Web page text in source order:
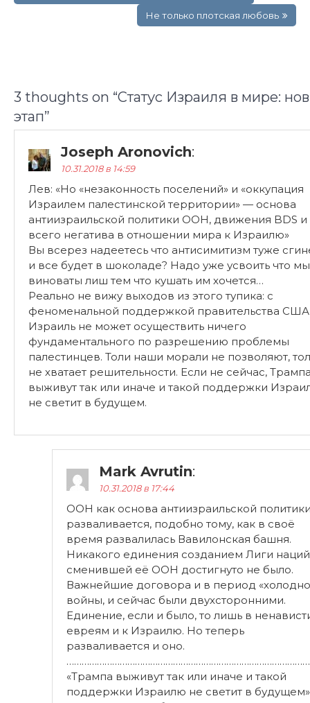
Статус Израиля в мире:
10.31.2018 в 14:59
Лев: «Но «незаконность поселений» и «оккупация
антиизраильской политики ООН, движения BDS и
всего негатива в отношении мира к Израилю»
Вы всерез надеетесь что антисимитизм туже
и все будет в шоколаде? Надо уже усвоить что мы
виноваты лиш тем что кушать им хочется…
Реально не вижу выходов из этого тупика: с
феноменальной поддержкой правительства
Израиль не может осуществить ничего
фундаментального по разрешению проблемы
палестинцев. Толи наши морали не позволяют,
не хватает решительности. Если не сейчас,
выживут так или иначе и такой поддержки
не светит в будущем.
Mark Avrutin
время развалилась Вавилонская башня.
Никакого единения созданием Лиги
сменившей её ООН достигнуто не было.
Важнейшие договора и в период
войны, и сейчас были двухсторонними.
Единение, если и было, то лишь в
евреям и к Израилю. Но теперь
разваливается и оно.
«Трампа выживут так или иначе и такой
поддержки Израилю не светит в
это не факт. Всё больше стран становятся
сотрудничестве с Израилем.
повлечет за собой и зависимость — не